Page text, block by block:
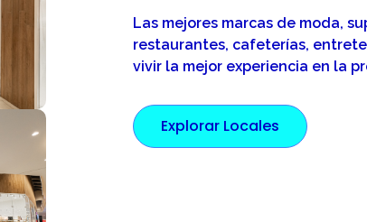
Las mejores marcas de moda,
restaurantes, cafeterías,
vivir la mejor experiencia en la
Explorar Locales